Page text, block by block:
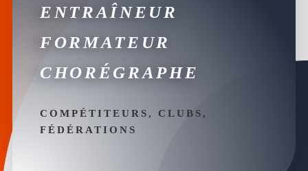
ENTRAÎNEUR
FORMATEUR
CHORÉGRAPHE
COMPÉTITEURS, CLUBS,
FÉDÉRATIONS